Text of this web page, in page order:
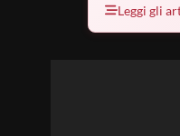
Leggi gli